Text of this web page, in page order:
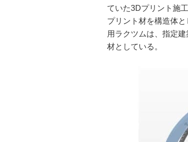
ていた3Dプリント施
プリント材を構造体
用ラクツムは、指定
材としている。